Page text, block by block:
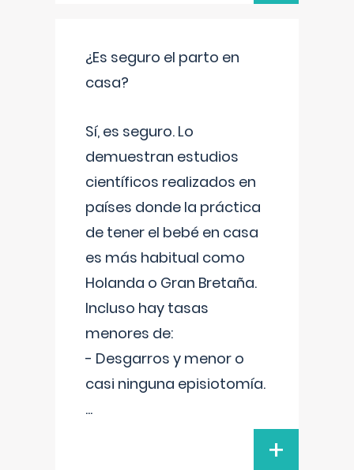
¿Es seguro el parto en
casa?
Sí, es seguro. Lo
demuestran estudios
científicos realizados en
países donde la práctica
de tener el bebé en casa
es más habitual como
Holanda o Gran Bretaña.
Incluso hay tasas
menores de:
- Desgarros y menor o
casi ninguna episiotomía.
...
+